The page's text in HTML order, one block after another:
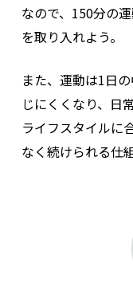
なので、150分の
を取り入れよう。
また、運動は1日
じにくくなり、日
ライフスタイルに
なく続けられる仕